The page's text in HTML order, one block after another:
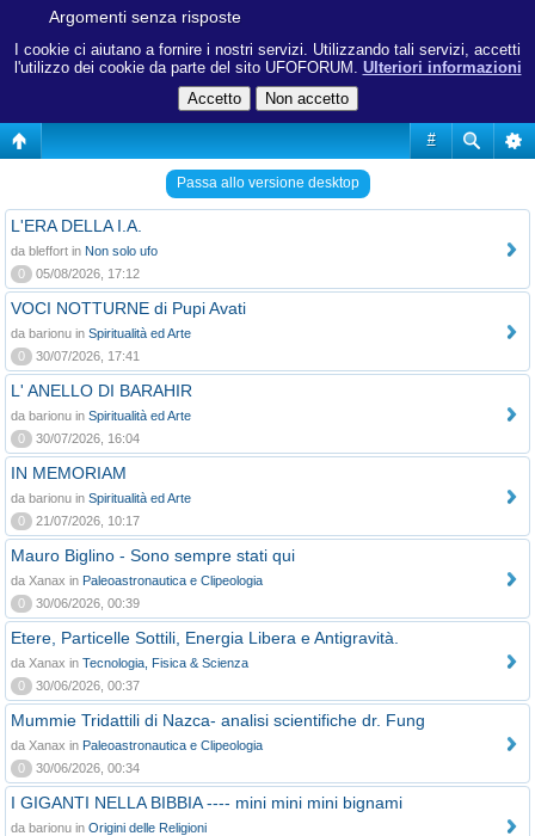
I cookie ci aiutano a fornire i nostri servizi. Utilizzando tali servizi, accetti
l'utilizzo dei cookie da parte del sito UFOFORUM. Ulteriori informazioni
#
Argomenti senza risposte
Passa allo versione desktop
L'ERA DELLA I.A.
da bleffort in Non solo ufo
0
05/08/2026, 17:12
VOCI NOTTURNE di Pupi Avati
da barionu in Spiritualità ed Arte
0
30/07/2026, 17:41
L' ANELLO DI BARAHIR
da barionu in Spiritualità ed Arte
0
30/07/2026, 16:04
IN MEMORIAM
da barionu in Spiritualità ed Arte
0
21/07/2026, 10:17
Mauro Biglino - Sono sempre stati qui
da Xanax in Paleoastronautica e Clipeologia
0
30/06/2026, 00:39
Etere, Particelle Sottili, Energia Libera e Antigravità.
da Xanax in Tecnologia, Fisica & Scienza
0
30/06/2026, 00:37
Mummie Tridattili di Nazca- analisi scientifiche dr. Fung
da Xanax in Paleoastronautica e Clipeologia
0
30/06/2026, 00:34
I GIGANTI NELLA BIBBIA ---- mini mini mini bignami
da barionu in Origini delle Religioni